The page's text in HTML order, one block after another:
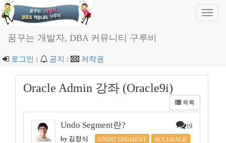
꿈꾸는 개발자, DBA 커뮤니티 구루비
로그인 : 공지 : 저작권
Oracle Admin 강좌 (Oracle9i)
목록
Undo Segment란? 19
by 김정식 UNDO SEGMENT
ROLLBACK